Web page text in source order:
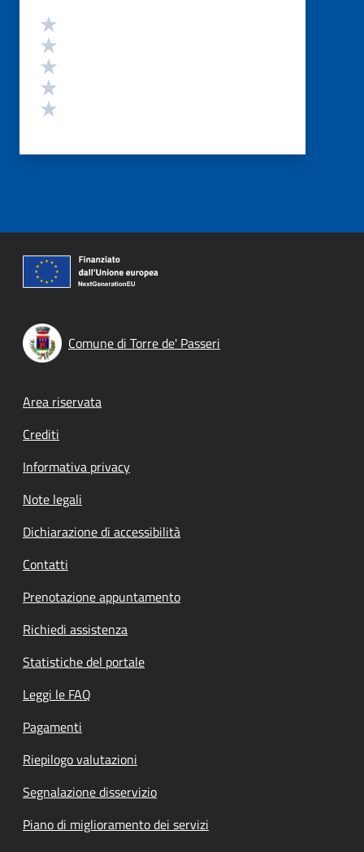
Valutazione
Comune di Torre de' Passeri
Footer menu
Area riservata
Crediti
Informativa privacy
Note legali
Dichiarazione di accessibilità
Contatti
Prenotazione appuntamento
Richiedi assistenza
Statistiche del portale
Leggi le FAQ
Pagamenti
Riepilogo valutazioni
Segnalazione disservizio
Piano di miglioramento dei servizi